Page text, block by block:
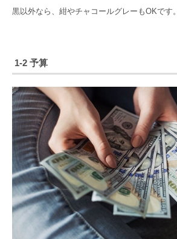
黒以外なら、紺やチャコールグレーもOKです。
1-2 予算